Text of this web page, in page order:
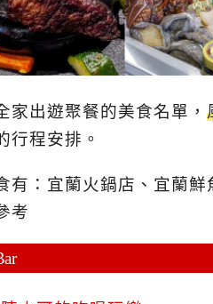
出遊聚餐的美食名單，
行程安排。
有：宜蘭火鍋店、宜蘭
考